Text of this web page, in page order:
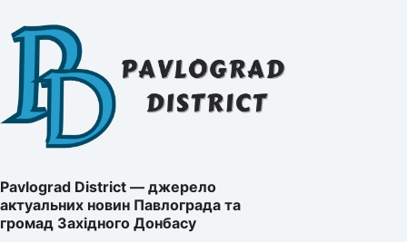
Pavlograd District — джерело
актуальних новин Павлограда та
громад Західного Донбасу